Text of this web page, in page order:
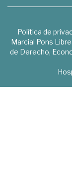
Política de
Marcial Pons
de Derecho,